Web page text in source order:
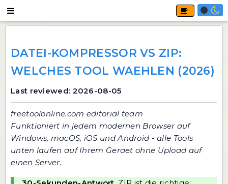
DATEI-KOMPRESSOR VS ZIP:
WELCHES TOOL WAEHLEN (2026)
Last reviewed: 2026-08-05
freetoolonline.com editorial team
Funktioniert in jedem modernen Browser auf
Windows, macOS, iOS und Android - alle Tools
unten laufen auf Ihrem Geraet ohne Upload auf
einen Server.